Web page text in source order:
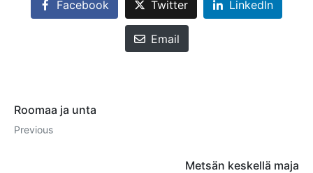
Facebook Twitter LinkedIn
Email
Roomaa ja unta
Previous
Metsän keskellä maja